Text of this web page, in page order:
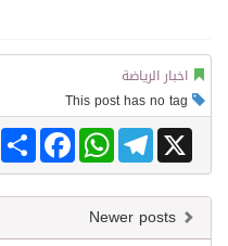
اخبار الرياضة
Share
FacebookWhatsAppTelegram X